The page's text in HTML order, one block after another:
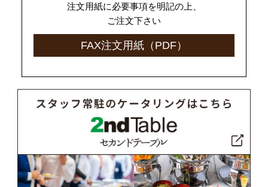
注文用紙に必要事項を明記の上、
ご注文下さい
FAX注文用紙（PDF）